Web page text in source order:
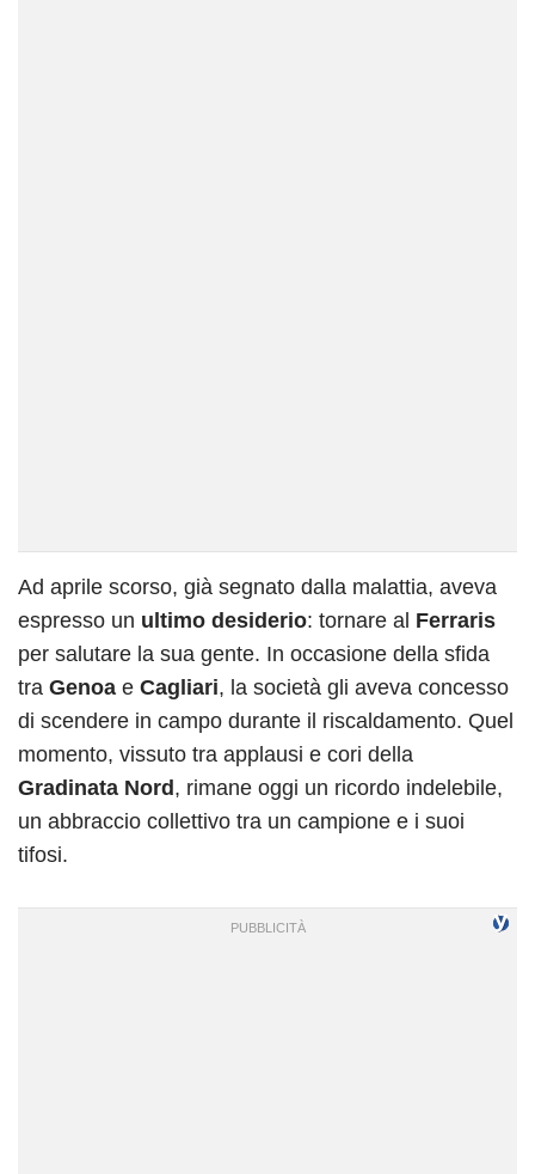
Ad aprile scorso, già segnato dalla malattia, aveva
espresso un ultimo desiderio: tornare al Ferraris
per salutare la sua gente. In occasione della sfida
tra Genoa e Cagliari, la società gli aveva concesso
di scendere in campo durante il riscaldamento. Quel
momento, vissuto tra applausi e cori della
Gradinata Nord, rimane oggi un ricordo indelebile,
un abbraccio collettivo tra un campione e i suoi
tifosi.